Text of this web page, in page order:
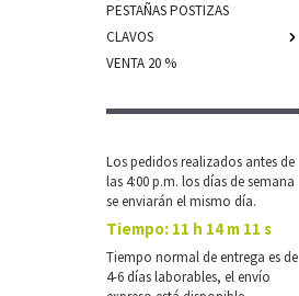
PESTAÑAS POSTIZAS
CLAVOS
VENTA 20 %
Los pedidos realizados antes de
las 4:00 p.m. los días de semana
se enviarán el mismo día.
Tiempo: 11 h 14 m 11 s
Tiempo normal de entrega es de
4-6 días laborables, el envío